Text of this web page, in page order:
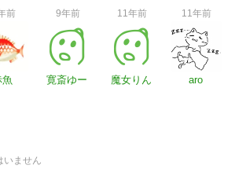
前
魚
9年前
寛斎ゆー
11年前
魔女りん
11年前
aro
いません